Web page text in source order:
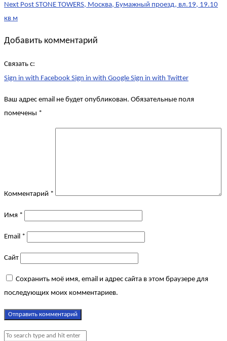
Next Post STONE TOWERS, Москва, Бумажный проезд, вл.19, 19.10
кв м
Добавить комментарий
Связать с:
Sign in with Facebook Sign in with Google Sign in with Twitter
Ваш адрес email не будет опубликован. Обязательные поля
помечены *
Комментарий *
Имя *
Email *
Сайт
Сохранить моё имя, email и адрес сайта в этом браузере для
последующих моих комментариев.